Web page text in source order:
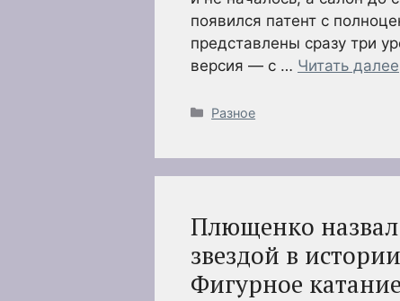
появился патент с
представлены сразу три
версия — с … Читать далее
Рубрики
Разное
Плющенко
звездой в
Фигурное